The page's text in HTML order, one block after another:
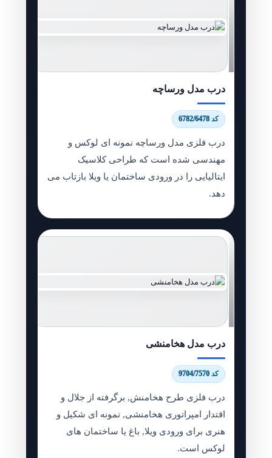
درب مدل ورساچه
کد 6782/6478
درب فلزی مدل ورساچه نمونه ای لوکس و
مهندسی شده است که طراحی کلاسیک
ایتالیایی را در ورودی ساختمان یا ویلا بازتاب می
دهد.
درب مدل هخامنشی
کد 9704/7570
درب فلزی طرح هخامنش, برگرفته از جلال و
اقتدار امپراتوری هخامنشی, نمونه ای شکیل و
هنری برای ورودی ویلا, باغ یا ساختمان های
لوکس است.